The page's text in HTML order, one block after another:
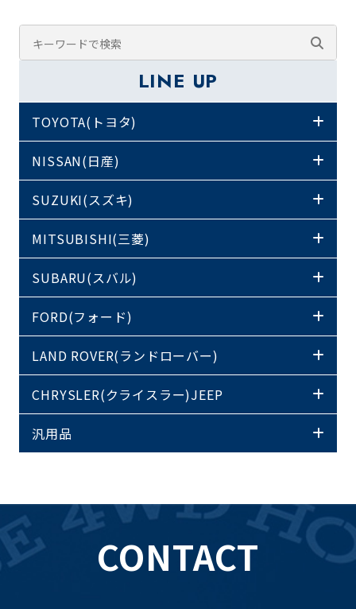
LINE UP
TOYOTA(トヨタ)
NISSAN(日産)
SUZUKI(スズキ)
MITSUBISHI(三菱)
SUBARU(スバル)
FORD(フォード)
LAND ROVER(ランドローバー)
CHRYSLER(クライスラー)JEEP
汎用品
CONTACT